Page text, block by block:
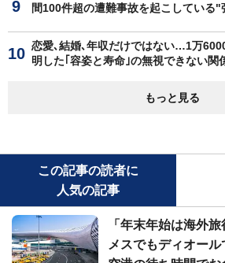
間100件超の遭難事故を起こしている"
恋愛､結婚､年収だけではない…1万
明した｢容姿と寿命｣の無視できない関
もっと見る
この記事の読者に
人気の記事
「年末年始は海外
メスでもディオー